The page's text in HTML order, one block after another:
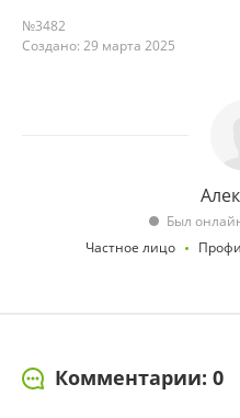
№3482
Создано: 29 марта 2025
Был
Частное лицо
Комментарии: 0